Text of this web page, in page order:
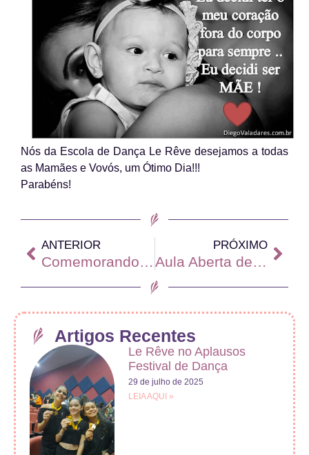
Nós da Escola de Dança Le Rêve desejamos a todas
as Mamães e Vovós, um Ótimo Dia!!!
Parabéns!
ANTERIOR
Comemorando a Páscoa na Le Rêve
PRÓXIMO
Aula Aberta de Dança do Salão
Artigos Recentes
Le Rêve no Aplausos
Festival de Dança
29 de julho de 2025
LEIA AQUI »